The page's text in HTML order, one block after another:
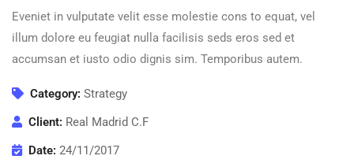
Eveniet in vulputate velit esse molestie cons to equat, vel
illum dolore eu feugiat nulla facilisis seds eros sed et
accumsan et iusto odio dignis sim. Temporibus autem.
Category: Strategy
Client: Real Madrid C.F
Date: 24/11/2017